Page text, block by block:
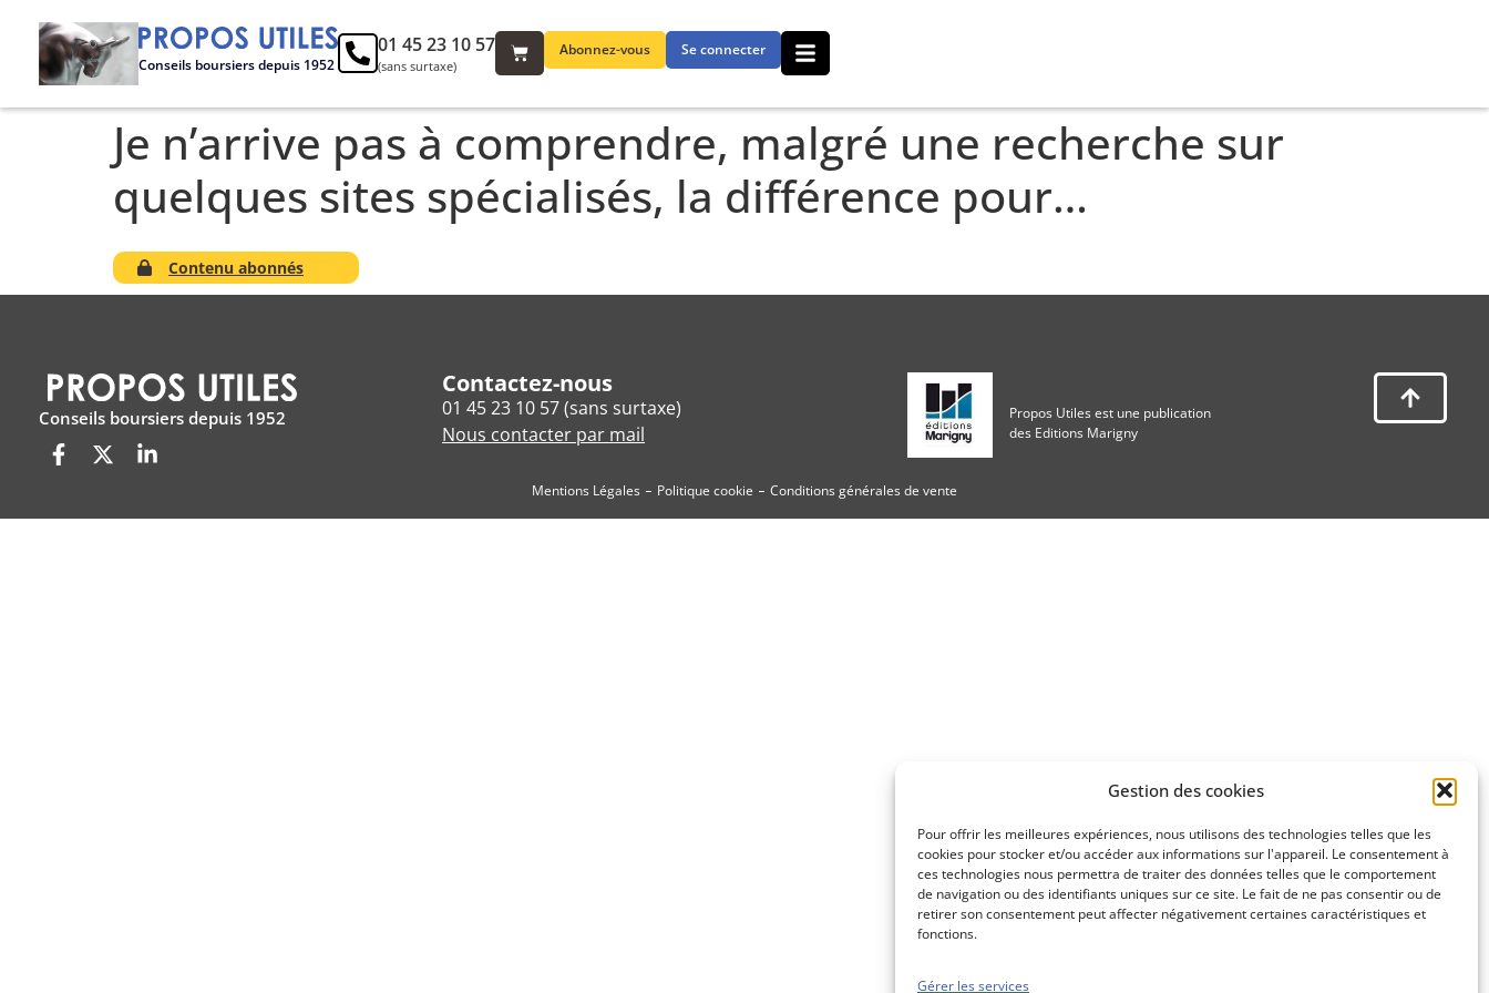
Gestion des cookies
Pour offrir les meilleures expériences, nous utilisons des technologies telles que les
cookies pour stocker et/ou accéder aux informations sur l'appareil. Le consentement à
ces technologies nous permettra de traiter des données telles que le comportement
de navigation ou des identifiants uniques sur ce site. Le fait de ne pas consentir ou de
retirer son consentement peut affecter négativement certaines caractéristiques et
fonctions.
Gérer les services
Conseils boursiers depuis 1952
Abonnez-vous Se connecter
01 45 23 10 57
(sans surtaxe)
Je n’arrive pas à comprendre, malgré une recherche sur
quelques sites spécialisés, la différence pour…
Contenu abonnés
Conseils boursiers depuis 1952
Contactez-nous
01 45 23 10 57 (sans surtaxe)
Nous contacter par mail
Propos Utiles est une publication
des Editions Marigny
Mentions Légales Politique cookie Conditions générales de vente